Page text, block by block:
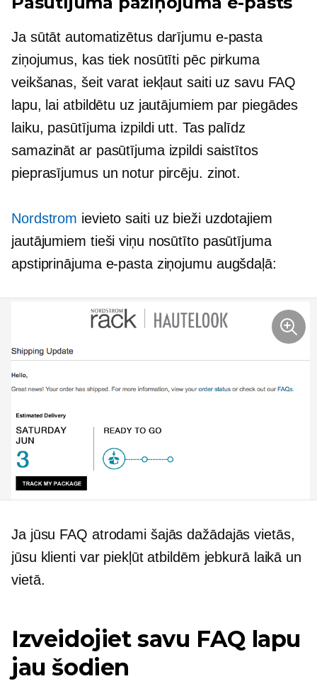
Ja sūtāt automatizētus darījumu e-pasta
ziņojumus, kas tiek nosūtīti pēc pirkuma
veikšanas, šeit varat iekļaut saiti uz savu FAQ
lapu, lai atbildētu uz jautājumiem par piegādes
laiku, pasūtījuma izpildi utt. Tas palīdz
samazināt ar pasūtījuma izpildi saistītos
pieprasījumus un notur pircēju. zinot.
Nordstrom ievieto saiti uz bieži uzdotajiem
jautājumiem tieši viņu nosūtīto pasūtījuma
apstiprinājuma e-pasta ziņojumu augšdaļā:
Ja jūsu FAQ atrodami šajās dažādajās vietās,
jūsu klienti var piekļūt atbildēm jebkurā laikā un
vietā.
Izveidojiet savu FAQ lapu
jau šodien